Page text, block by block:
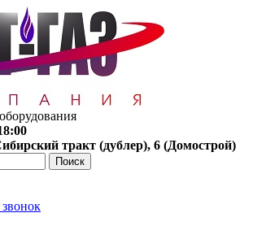
тракт (дублер), 6 (Домострой)
Поиск